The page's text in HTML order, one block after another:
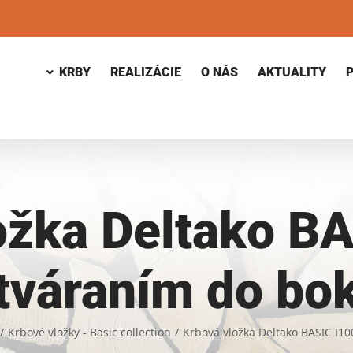
KRBY REALIZÁCIE O NÁS AKTUALITY
Deltako
do
/ Krbové vložky - Basic collection / Krbová vložka Deltako BASIC